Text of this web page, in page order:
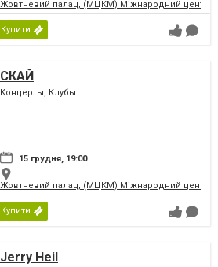
Жовтневий палац, (МЦКМ) Міжнародний центр
Купити
СКАЙ
Концерты, Клубы
15 грудня, 19:00
Жовтневий палац, (МЦКМ) Міжнародний центр
Купити
Jerry Heil